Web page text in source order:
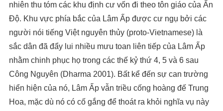
nhiên thu tóm các khu định cư vốn đi theo tôn giáo của Ấn
Độ. Khu vực phía bắc của Lâm Ấp được cư ngụ bởi các
người nói tiếng Việt nguyên thủy (proto-Vietnamese) là
sắc dân đã đẩy lui nhiều mưu toan liên tiếp của Lâm Ấp
nhằm chinh phục họ trong các thế kỷ thứ 4, 5 và 6 sau
Công Nguyên (Dharma 2001). Bất kể đến sự can trường
hiển hiện của nó, Lâm Ấp vẫn triều cống hoàng đế Trung
Hoa, mặc dù nó có cố gắng để thoát ra khỏi nghĩa vụ này